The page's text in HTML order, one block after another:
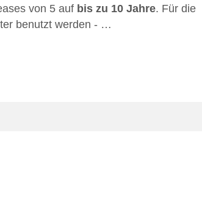
von 5 auf bis zu 10 Jahre. Für die
benutzt werden - …